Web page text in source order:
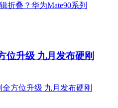
位升级 九月发布硬刚